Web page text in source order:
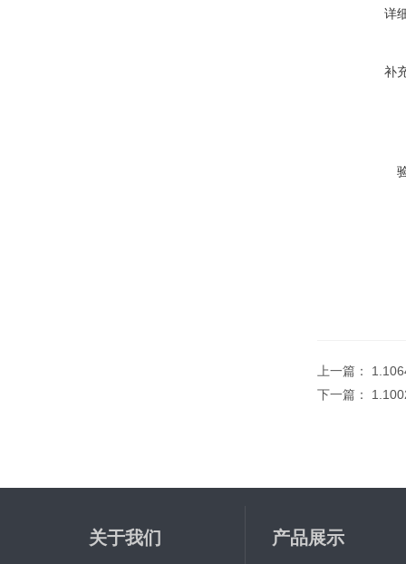
详
补
上一篇：
下一篇：
关于我们 产品展示